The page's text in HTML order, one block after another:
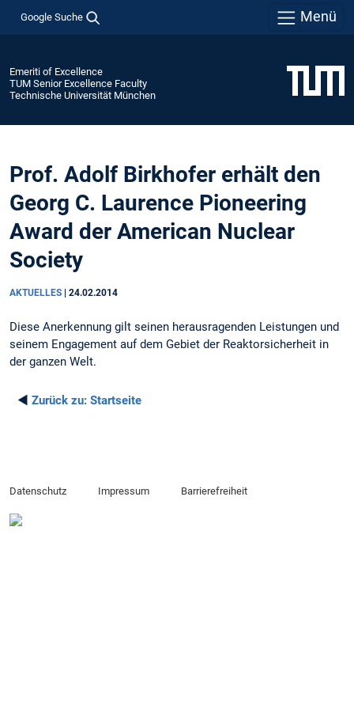
Google Suche Menü
Emeriti of Excellence
TUM Senior Excellence Faculty
Technische Universität München
Prof. Adolf Birkhofer erhält den
Georg C. Laurence Pioneering
Award der American Nuclear
Society
AKTUELLES 24.02.2014
Diese Anerkennung gilt seinen herausragenden Leistungen und
seinem Engagement auf dem Gebiet der Reaktorsicherheit in
der ganzen Welt.
◄ Zurück zu: Startseite
Datenschutz Impressum Barrierefreiheit